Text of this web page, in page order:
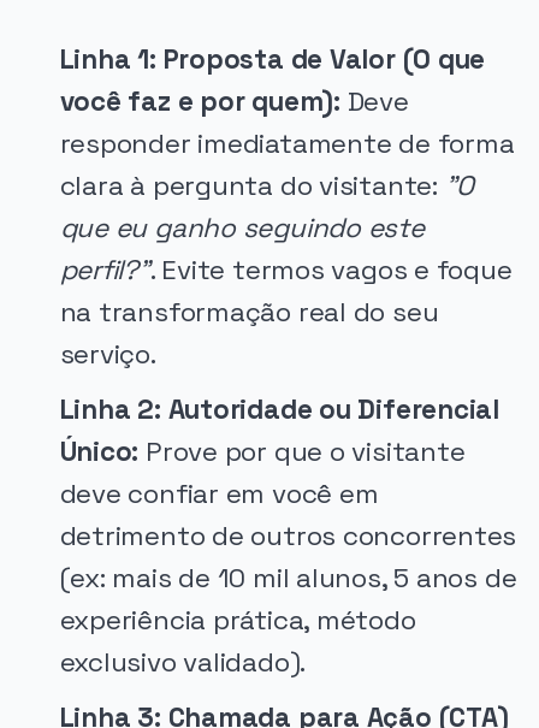
Linha 1: Proposta de Valor (O que
você faz e por quem): Deve
responder imediatamente de forma
clara à pergunta do visitante: "O
que eu ganho seguindo este
perfil?". Evite termos vagos e foque
na transformação real do seu
serviço.
Linha 2: Autoridade ou Diferencial
Único: Prove por que o visitante
deve confiar em você em
detrimento de outros concorrentes
(ex: mais de 10 mil alunos, 5 anos de
experiência prática, método
exclusivo validado).
Linha 3: Chamada para Ação (CTA)